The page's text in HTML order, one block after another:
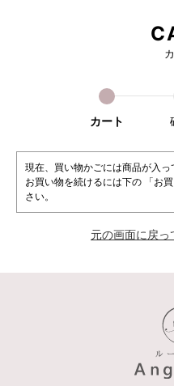
カート
現在、買い物かごには商品が入っ
お買い物を続けるには下の 「お
さい。
元の画面に戻っ